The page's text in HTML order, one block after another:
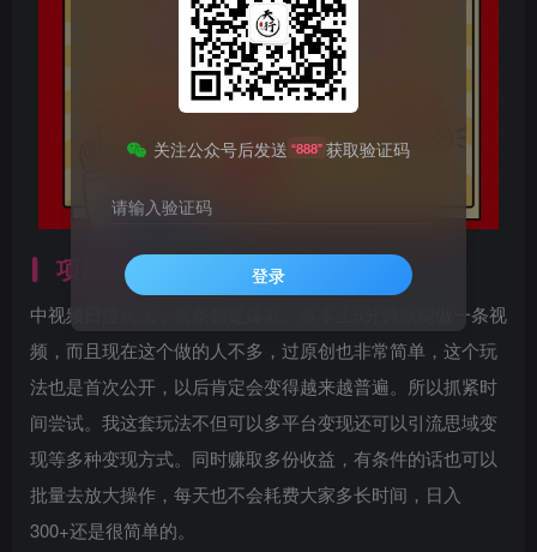
项目介绍
中视频日漫玩法，条条都是爆款。基本上5分钟就能做一条视
频，而且现在这个做的人不多，过原创也非常简单，这个玩
法也是首次公开，以后肯定会变得越来越普遍。所以抓紧时
间尝试。我这套玩法不但可以多平台变现还可以引流思域变
现等多种变现方式。同时赚取多份收益，有条件的话也可以
批量去放大操作，每天也不会耗费大家多长时间，日入
300+还是很简单的。
关注公众号后发送 “888” 获取验证码
请输入验证码
登录